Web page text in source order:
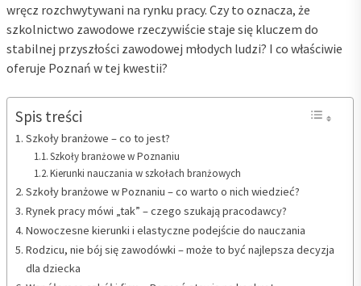
wręcz rozchwytywani na rynku pracy. Czy to oznacza, że
szkolnictwo zawodowe rzeczywiście staje się kluczem do
stabilnej przyszłości zawodowej młodych ludzi? I co właściwie
oferuje Poznań w tej kwestii?
Spis treści
Szkoły branżowe – co to jest?
Szkoły branżowe w Poznaniu
Kierunki nauczania w szkołach branżowych
Szkoły branżowe w Poznaniu – co warto o nich wiedzieć?
Rynek pracy mówi „tak” – czego szukają pracodawcy?
Nowoczesne kierunki i elastyczne podejście do nauczania
Rodzicu, nie bój się zawodówki – może to być najlepsza decyzja
dla dziecka